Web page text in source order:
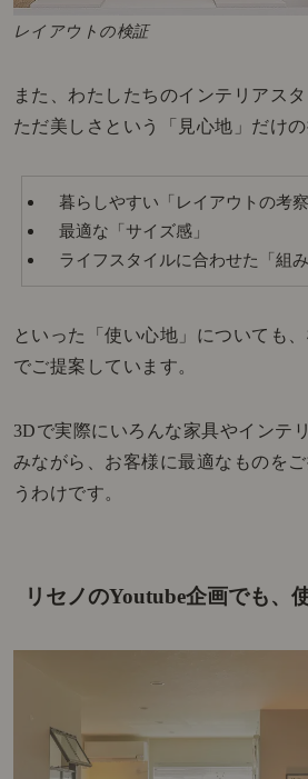
レイアウトの検証
また、わたしたちのインテリアス
ただ美しさという「見心地」だけの
暮らしやすい「レイアウトの考察
最適な「サイズ感」
ライフスタイルに合わせた「組み
といった「使い心地」についても
でご提案しています。
3Dで実際にいろんな家具やインテ
みながら、お客様に最適なものを
うわけです。
リセノのYoutube企画でも、